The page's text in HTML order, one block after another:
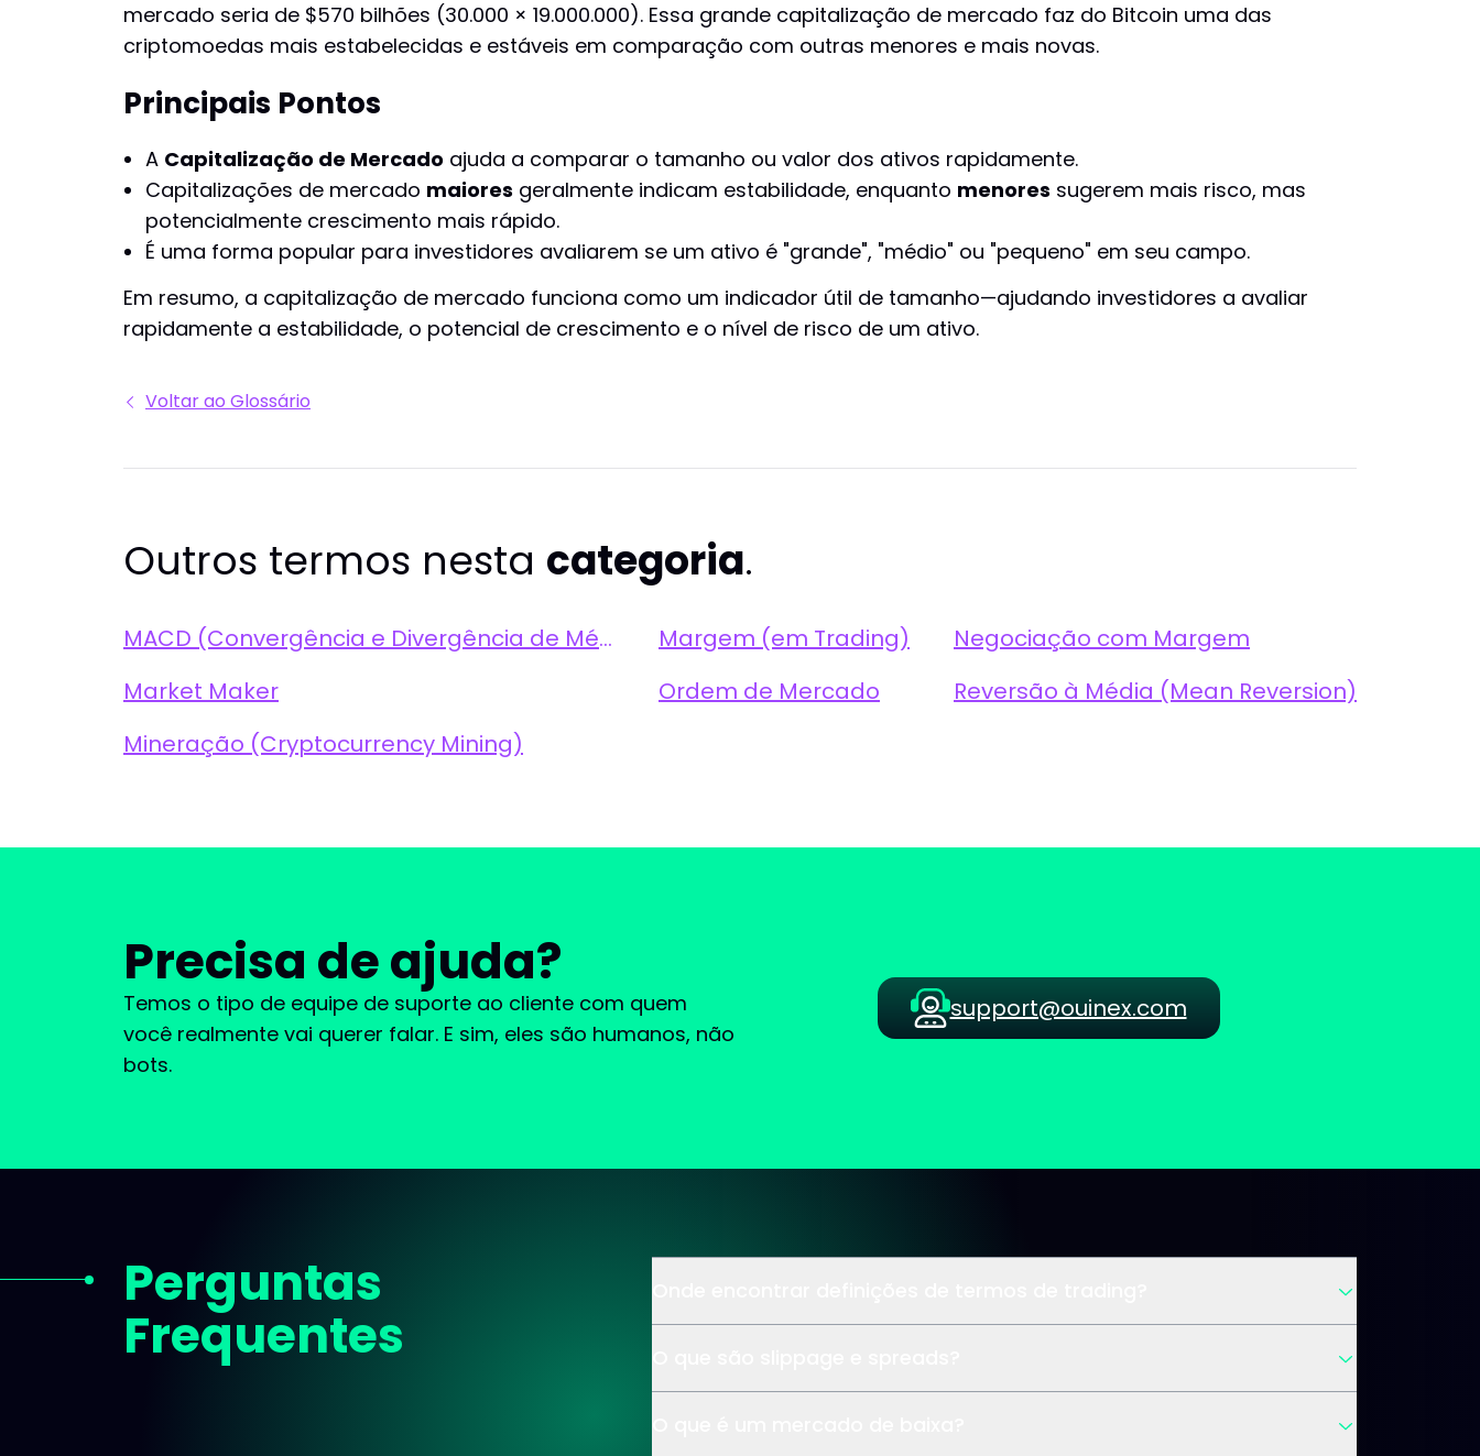
mercado seria de $570 bilhões (30.000 × 19.000.000). Essa grande capitalização de mercado faz do Bitcoin uma das
criptomoedas mais estabelecidas e estáveis em comparação com outras menores e mais novas.
Principais Pontos
A Capitalização de Mercado ajuda a comparar o tamanho ou valor dos ativos rapidamente.
Capitalizações de mercado maiores geralmente indicam estabilidade, enquanto menores sugerem mais risco, mas
potencialmente crescimento mais rápido.
É uma forma popular para investidores avaliarem se um ativo é "grande", "médio" ou "pequeno" em seu campo.
Em resumo, a capitalização de mercado funciona como um indicador útil de tamanho—ajudando investidores a avaliar
rapidamente a estabilidade, o potencial de crescimento e o nível de risco de um ativo.
Voltar ao Glossário
Outros termos nesta categoria.
MACD (Convergência e Divergência de Médias Móveis) Margem (em Trading)
Negociação com Margem
Market Maker
Ordem de Mercado
Reversão à Média (Mean Reversion)
Mineração (Cryptocurrency Mining)
Precisa de ajuda?
Temos o tipo de equipe de suporte ao cliente com quem
você realmente vai querer falar. E sim, eles são humanos, não
bots.
support@ouinex.com
Perguntas
Frequentes